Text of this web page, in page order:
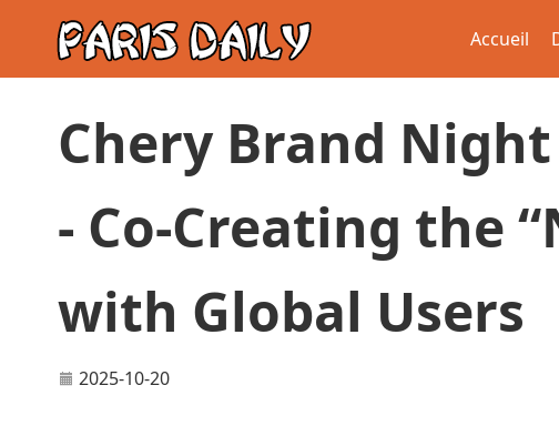
Accueil
Chery Brand
- Co-Creating the
with Global Users
2025-10-20